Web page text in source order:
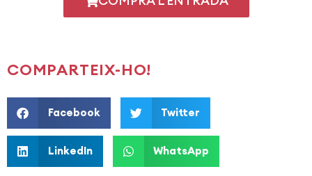
COMPARTEIX-HO!
Facebook Twitter
LinkedIn WhatsApp